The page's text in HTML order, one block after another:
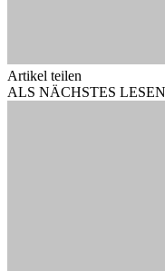
Artikel teilen
ALS NÄCHSTES LESEN